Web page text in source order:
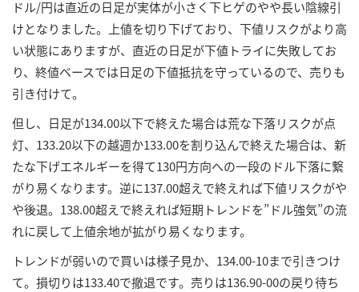
ドル/円は直近の日足が実体が小さく下ヒゲのやや長い陰線引
けとなりました。上値を切り下げており、下値リスクがより高
い状態にありますが、直近の日足が下値トライに失敗してお
り、終値ベースでは日足の下値抵抗を守っているので、売りも
引き付けて。
但し、日足が134.00以下で終えた場合は荒な下落リスクが点
灯、133.20以下の越週か133.00を割り込んで終えた場合は、新
たな下げエネルギーを得て130円方向への一段のドル下落に繋
がり易くなります。逆に137.00超えで終えれば下値リスクがや
や後退。138.00超えで終えれば短期トレンドを”ドル強気”の流
れに戻して上値余地が拡がり易くなります。
トレンドが弱いので買いは様子見か、134.00-10まで引きつけ
て。損切りは133.40で撤退です。売りは136.90-00の戻り待ち